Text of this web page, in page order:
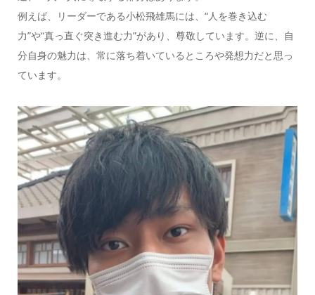
例えば、リーダーである小松飛雄馬には、“人を巻き込む
力”や“真っ直ぐ突き進む力”があり、尊敬しています。逆に、自
分自身の魅力は、常に落ち着いているところや発想力だと思っ
ています。